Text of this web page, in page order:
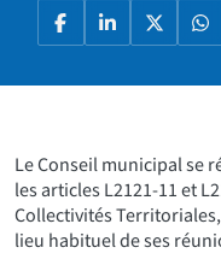
FacebookLinkedIn
X
Le Conseil municipal se
les articles L2121-11 et
Collectivités
lieu habituel de ses